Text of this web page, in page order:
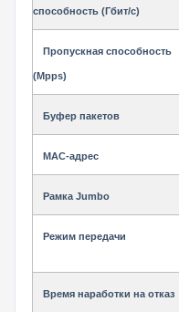
способность (Гбит/с)
Пропускная способность
(Mpps)
Буфер пакетов
MAC-адрес
Рамка Jumbo
Режим передачи
Время наработки на отказ